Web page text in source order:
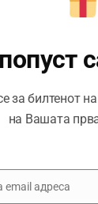
Email:
Саб –
за билтенот
на Вашата
email адреса